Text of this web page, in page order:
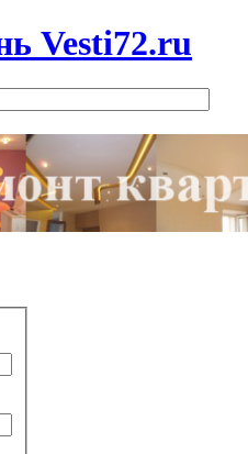
Vesti72.ru